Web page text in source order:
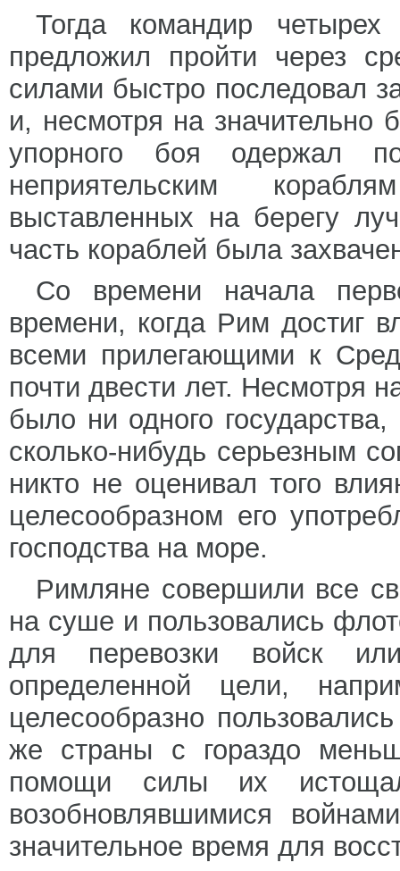
Тогда командир
предложил пройти через
силами быстро последовал
и, несмотря на значительно
упорного боя одержал
неприятельским
выставленных на берегу
часть кораблей была
Со времени начала
времени, когда Рим достиг
всеми прилегающими к
почти двести лет. Несмотря
было ни одного
сколько-нибудь серьезным
никто не оценивал того
целесообразном его
господства на море.
Римляне совершили все
на суше и пользовались
для перевозки войск
определенной цели,
целесообразно
же страны с гораздо
помощи силы их
возобновлявшимися
значительное время для